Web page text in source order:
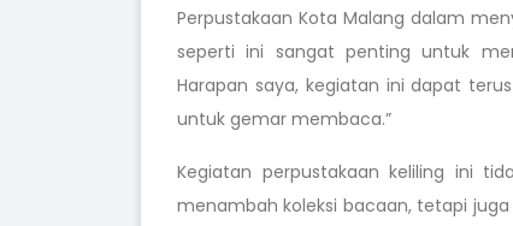
Perpustakaan Kota Malang dalam
seperti ini sangat penting untuk
Harapan saya, kegiatan ini dapat
untuk gemar membaca.”
Kegiatan perpustakaan keliling ini
menambah koleksi bacaan, tetapi